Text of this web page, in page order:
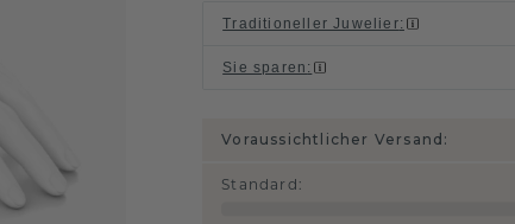
Traditioneller Juwelier:
Sie sparen :
Voraussichtlicher Versand:
Standard :